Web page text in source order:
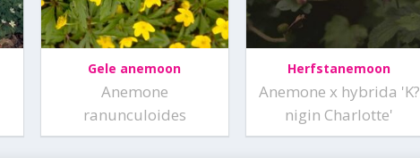
Gele anemoon
Anemone
ranunculoides
Herfstanemoon
Anemone x hybrida 'K?
nigin Charlotte'